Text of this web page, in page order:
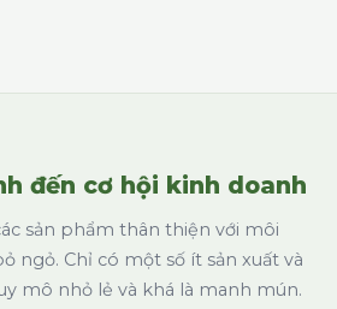
đến cơ hội kinh doanh
sản phẩm thân thiện với môi
ngỏ. Chỉ có một số ít sản xuất và
mô nhỏ lẻ và khá là manh mún.